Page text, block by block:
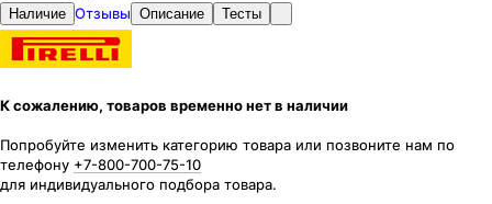
Наличие Отзывы Описание Тесты
К сожалению, товаров временно нет в наличии
Попробуйте изменить категорию товара или позвоните нам по
телефону +7-800-700-75-10
для индивидуального подбора товара.